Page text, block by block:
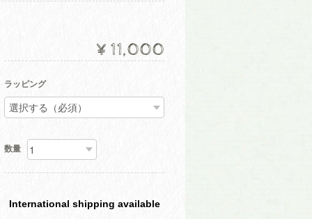
¥11,000
ラッピング
数量
International shipping available